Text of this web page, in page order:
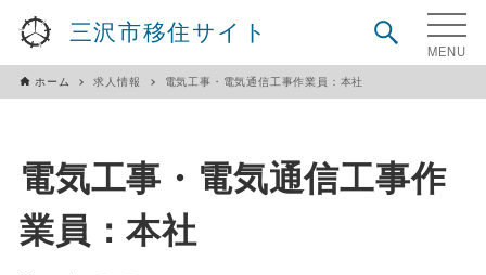
三沢市移住サイト
ホーム 求人情報 電気工事・電気通信工事作業員：本社
電気工事・電気通信工事作
業員：本社